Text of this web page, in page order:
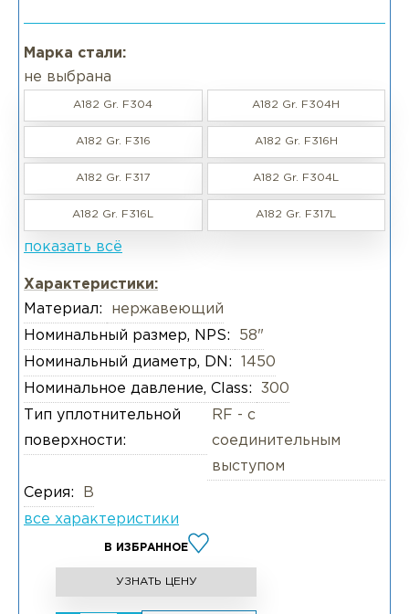
Марка стали:
не выбрана
A182 Gr. F304 A182 Gr. F304H
A182 Gr. F316 A182 Gr. F316H
A182 Gr. F317 A182 Gr. F304L
A182 Gr. F316L A182 Gr. F317L
показать всё
Характеристики:
Материал:
нержавеющий
Номинальный размер, NPS:
58"
Номинальный диаметр, DN:
1450
Номинальное давление, Class:
300
Тип уплотнительной
поверхности:
RF - с
соединительным
выступом
Серия:
B
все характеристики
В ИЗБРАННОЕ
УЗНАТЬ ЦЕНУ